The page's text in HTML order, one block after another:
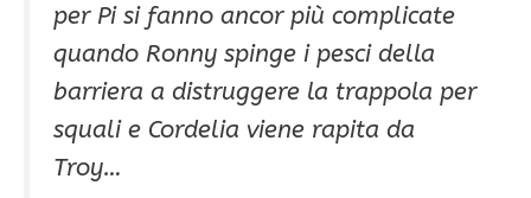
per Pi si fanno ancor più complicate
quando Ronny spinge i pesci della
barriera a distruggere la trappola per
squali e Cordelia viene rapita da
Troy…